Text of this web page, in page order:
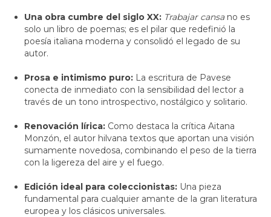
Una obra cumbre del siglo XX: Trabajar cansano es
solo un libro de poemas; es el pilar que redefinió la
poesía italiana moderna y consolidó el legado de su
autor.
Prosa e intimismo puro: La escritura de Pavese
conecta de inmediato con la sensibilidad del lector a
través de un tono introspectivo, nostálgico y solitario.
Renovación lírica: Como destaca la crítica Aitana
Monzón, el autor hilvana textos que aportan una visión
sumamente novedosa, combinando el peso de la tierra
con la ligereza del aire y el fuego.
Edición ideal para coleccionistas: Una pieza
fundamental para cualquier amante de la gran literatura
europea y los clásicos universales.